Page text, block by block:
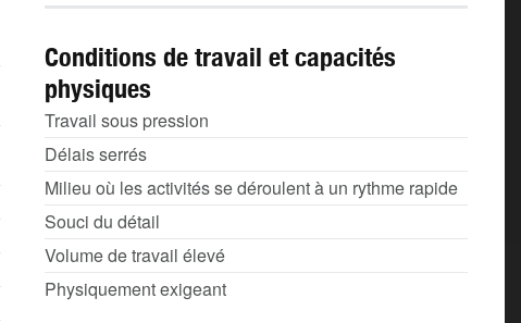
Conditions de travail et capacités
physiques
Travail sous pression
Délais serrés
Milieu où les activités se déroulent à un rythme rapide
Souci du détail
Volume de travail élevé
Physiquement exigeant